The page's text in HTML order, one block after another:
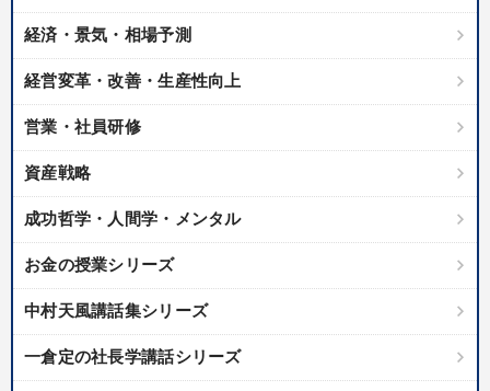
経済・景気・相場予測
経営変革・改善・生産性向上
営業・社員研修
資産戦略
成功哲学・人間学・メンタル
お金の授業シリーズ
中村天風講話集シリーズ
一倉定の社長学講話シリーズ